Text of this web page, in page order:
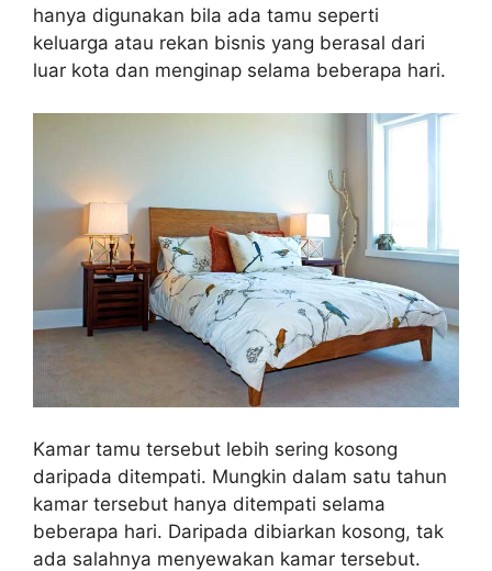
hanya digunakan bila ada tamu seperti
keluarga atau rekan bisnis yang berasal dari
luar kota dan menginap selama beberapa hari.
Kamar tamu tersebut lebih sering kosong
daripada ditempati. Mungkin dalam satu tahun
kamar tersebut hanya ditempati selama
beberapa hari. Daripada dibiarkan kosong, tak
ada salahnya menyewakan kamar tersebut.